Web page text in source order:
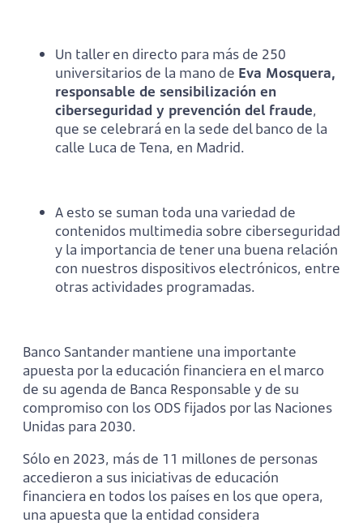
Un taller en directo para más de 250
universitarios de la mano de Eva Mosquera,
responsable de sensibilización en
ciberseguridad y prevención del fraude,
que se celebrará en la sede del banco de la
calle Luca de Tena, en Madrid.
A esto se suman toda una variedad de
contenidos multimedia sobre ciberseguridad
y la importancia de tener una buena relación
con nuestros dispositivos electrónicos, entre
otras actividades programadas.
Banco Santander mantiene una importante
apuesta por la educación financiera en el marco
de su agenda de Banca Responsable y de su
compromiso con los ODS fijados por las Naciones
Unidas para 2030.
Sólo en 2023, más de 11 millones de personas
accedieron a sus iniciativas de educación
financiera en todos los países en los que opera,
una apuesta que la entidad considera